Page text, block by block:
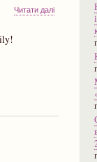
Читати далі